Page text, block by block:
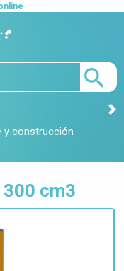
y construcción
300 cm3